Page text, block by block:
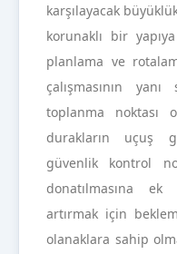
karşılayacak
korunaklı bir
planlama ve
çalışmasının
toplanma noktası
durakların uçuş
güvenlik kontrol
donatılmasına ek
artırmak için
olanaklara sahip